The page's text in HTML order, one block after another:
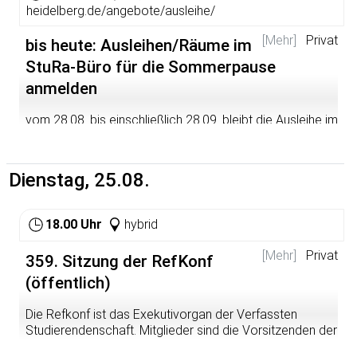
Eine Anmeldung ist nicht erforderlich, kommt einfach
Weitere Infos findet ihr immer hier:
https://sturahd.de/soziales
heidelberg.de/angebote/ausleihe/
[Mehr]
Privat
bis heute: Ausleihen/Räume im
StuRa-Büro für die Sommerpause
anmelden
vom 28.08. bis einschließlich 28.09. bleibt die Ausleihe im
finden dann sicher ein Möglichkeit, dass ihr während der
Pause doch etwas ausleihen könnt.
Dienstag, 25.08.
18.00 Uhr hybrid
[Mehr] Privat
359. Sitzung der RefKonf
(öffentlich)
Die Refkonf ist das Exekutivorgan der Verfassten
Studierendenschaft. Mitglieder sind die Vorsitzenden der